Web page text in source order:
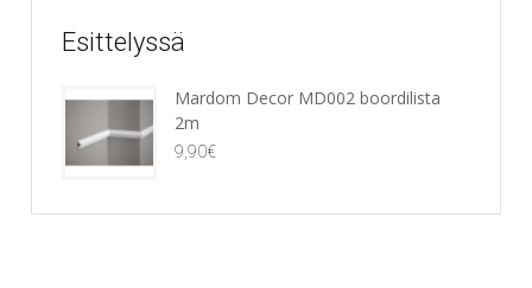
Esittelyssä
Mardom Decor MD002 boordilista
2m
9,90€